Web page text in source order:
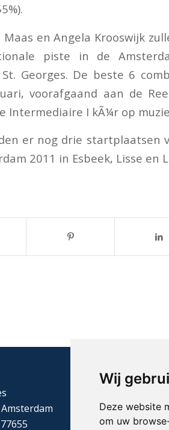
Wij
Deze website
om uw
en Angela Krooswijk
piste in de
Georges. De beste 6
voorafgaand aan de
Intermediaire I kÃ¼r op
er nog drie startplaatsen
2011 in Esbeek, Lisse en